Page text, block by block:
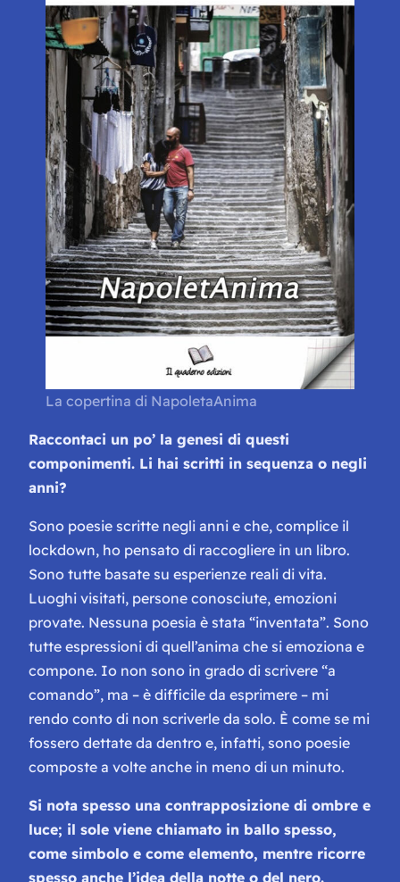
La copertina di NapoletaAnima
Raccontaci un po’ la genesi di questi
componimenti. Li hai scritti in sequenza o negli
anni?
Sono poesie scritte negli anni e che, complice il
lockdown, ho pensato di raccogliere in un libro.
Sono tutte basate su esperienze reali di vita.
Luoghi visitati, persone conosciute, emozioni
provate. Nessuna poesia è stata “inventata”. Sono
tutte espressioni di quell’anima che si emoziona e
compone. Io non sono in grado di scrivere “a
comando”, ma – è difficile da esprimere – mi
rendo conto di non scriverle da solo. È come se mi
fossero dettate da dentro e, infatti, sono poesie
composte a volte anche in meno di un minuto.
Si nota spesso una contrapposizione di ombre e
luce; il sole viene chiamato in ballo spesso,
come simbolo e come elemento, mentre ricorre
spesso anche l’idea della notte o del nero.